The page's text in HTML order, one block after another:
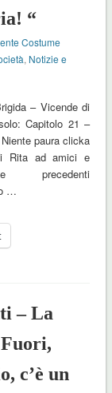
“
Costume
, Notizie e
– Vicende di
Capitolo 21 –
paura clicka
Rita ad amici e
precedenti
…
– La
c’è un